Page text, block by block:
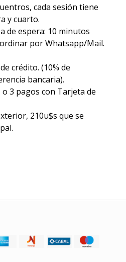
cada sesión tiene
y cuarto.
de espera: 10 minutos
por Whatsapp/Mail.
crédito. (10% de
bancaria).
3 pagos con Tarjeta de
210u$s que se